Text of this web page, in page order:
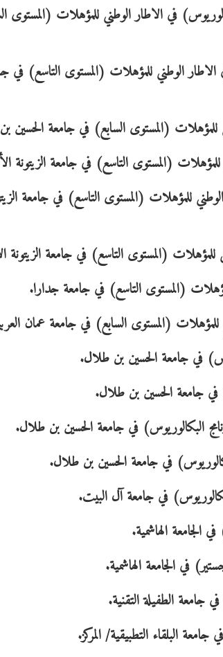
في الاطار الوطني للمؤهلات (المستوى
الوطني للمؤهلات (المستوى التاسع) في
للمؤهلات (المستوى السابع) في جامعة الحسين
(المستوى التاسع) في جامعة الزيتونة
للمؤهلات (المستوى التاسع) في جامعة
للمؤهلات (المستوى التاسع) في جامعة الزيتونة
(المستوى التاسع) في جامعة جدارا.
(المستوى السابع) في جامعة عمان
في جامعة الحسين بن طلال.
في جامعة الحسين بن طلال.
البكالوريوس) في جامعة الحسين بن طلال.
في جامعة الحسين بن طلال.
في جامعة آل البيت.
الجامعة الهاشمية.
في الجامعة الهاشمية.
جامعة الطفيلة التقنية.
البلقاء التطبيقية/ المركز.